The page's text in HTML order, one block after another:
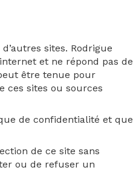
sites. Rodrigue
et ne répond pas de
être tenue pour
ces sites ou sources
de confidentialité et que
de ce site sans
ou de refuser un